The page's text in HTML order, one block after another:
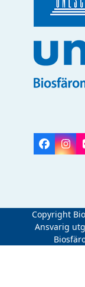
Copyright
Ansvarig